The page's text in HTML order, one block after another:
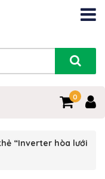
0
“Inverter hòa lưới